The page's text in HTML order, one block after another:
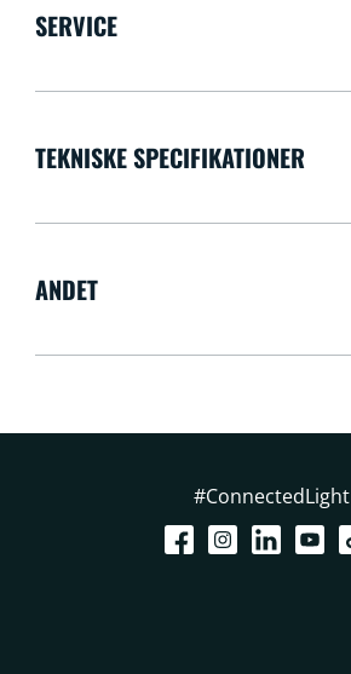
SERVICE
TEKNISKE SPECIFIKATIONER
ANDET
#ConnectedLight